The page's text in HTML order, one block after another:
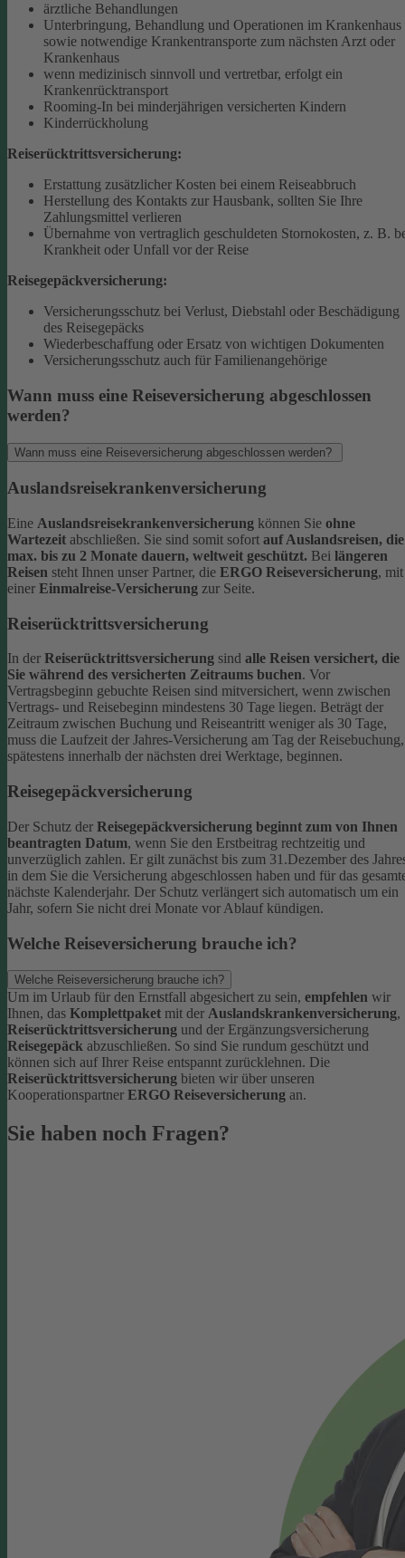
ärztliche Behandlungen
Unterbringung, Behandlung und Operationen im Krankenhaus
sowie notwendige Krankentransporte zum nächsten Arzt oder
Krankenhaus
wenn medizinisch sinnvoll und vertretbar, erfolgt ein
Krankenrücktransport
Rooming-In bei minderjährigen versicherten Kindern
Kinderrückholung
Reiserücktrittsversicherung:
Erstattung zusätzlicher Kosten bei einem Reiseabbruch
Herstellung des Kontakts zur Hausbank, sollten Sie Ihre
Zahlungsmittel verlieren
Übernahme von vertraglich geschuldeten Stornokosten, z. B.
Krankheit oder Unfall vor der Reise
Reisegepäckversicherung:
Versicherungsschutz bei Verlust, Diebstahl oder Beschädigung
des Reisegepäcks
Wiederbeschaffung oder Ersatz von wichtigen Dokumenten
Versicherungsschutz auch für Familienangehörige
Wann muss eine Reiseversicherung abgeschlossen
werden?
Wann muss eine Reiseversicherung abgeschlossen werden?
Auslandsreisekrankenversicherung
Eine Auslandsreisekrankenversicherung können Sie ohne
Wartezeit abschließen. Sie sind somit sofort auf Auslandsreisen, die
max. bis zu 2 Monate dauern, weltweit geschützt. Bei längeren
Reisen steht Ihnen unser Partner, die ERGO Reiseversicherung, mit
einer Einmalreise-Versicherung zur Seite.
Reiserücktrittsversicherung
In der Reiserücktrittsversicherung sind alle Reisen versichert, die
Sie während des versicherten Zeitraums buchen. Vor
Vertragsbeginn gebuchte Reisen sind mitversichert, wenn zwischen
Vertrags- und Reisebeginn mindestens 30 Tage liegen. Beträgt der
Zeitraum zwischen Buchung und Reiseantritt weniger als 30 Tage,
muss die Laufzeit der Jahres-Versicherung am Tag der Reisebuchung,
spätestens innerhalb der nächsten drei Werktage, beginnen.
Reisegepäckversicherung
Der Schutz der Reisegepäckversicherung beginnt zum von Ihnen
beantragten Datum, wenn Sie den Erstbeitrag rechtzeitig und
unverzüglich zahlen. Er gilt zunächst bis zum 31.Dezember des
in dem Sie die Versicherung abgeschlossen haben und für das
nächste Kalenderjahr. Der Schutz verlängert sich automatisch um ein
Jahr, sofern Sie nicht drei Monate vor Ablauf kündigen.
Welche Reiseversicherung brauche ich?
Welche Reiseversicherung brauche ich?
Um im Urlaub für den Ernstfall abgesichert zu sein, empfehlen wir
Ihnen, das Komplettpaket mit der Auslandskrankenversicherung,
Reiserücktrittsversicherung und der Ergänzungsversicherung
Reisegepäck abzuschließen. So sind Sie rundum geschützt und
können sich auf Ihrer Reise entspannt zurücklehnen. Die
Reiserücktrittsversicherung bieten wir über unseren
Kooperationspartner ERGO Reiseversicherung an.
Sie haben noch Fragen?